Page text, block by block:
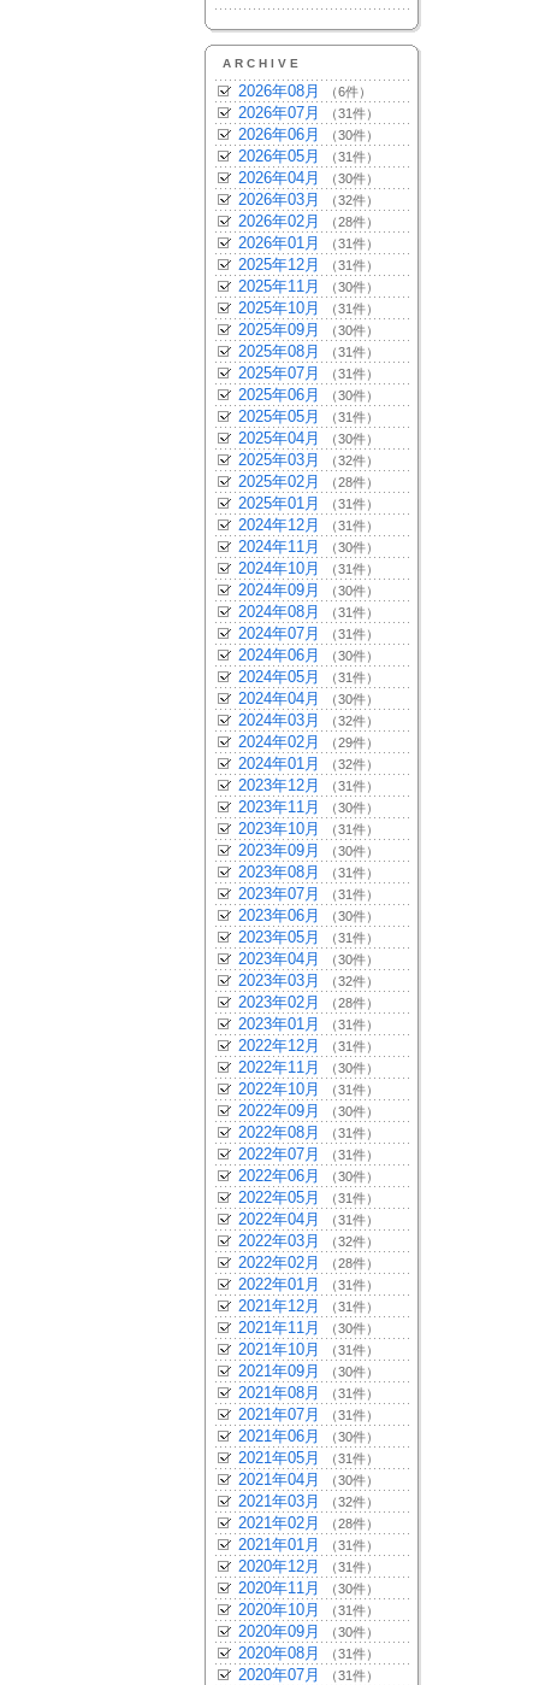
ARCHIVE
2026年08月 （6件）
2026年07月 （31件）
2026年06月 （30件）
2026年05月 （31件）
2026年04月 （30件）
2026年03月 （32件）
2026年02月 （28件）
2026年01月 （31件）
2025年12月 （31件）
2025年11月 （30件）
2025年10月 （31件）
2025年09月 （30件）
2025年08月 （31件）
2025年07月 （31件）
2025年06月 （30件）
2025年05月 （31件）
2025年04月 （30件）
2025年03月 （32件）
2025年02月 （28件）
2025年01月 （31件）
2024年12月 （31件）
2024年11月 （30件）
2024年10月 （31件）
2024年09月 （30件）
2024年08月 （31件）
2024年07月 （31件）
2024年06月 （30件）
2024年05月 （31件）
2024年04月 （30件）
2024年03月 （32件）
2024年02月 （29件）
2024年01月 （32件）
2023年12月 （31件）
2023年11月 （30件）
2023年10月 （31件）
2023年09月 （30件）
2023年08月 （31件）
2023年07月 （31件）
2023年06月 （30件）
2023年05月 （31件）
2023年04月 （30件）
2023年03月 （32件）
2023年02月 （28件）
2023年01月 （31件）
2022年12月 （31件）
2022年11月 （30件）
2022年10月 （31件）
2022年09月 （30件）
2022年08月 （31件）
2022年07月 （31件）
2022年06月 （30件）
2022年05月 （31件）
2022年04月 （31件）
2022年03月 （32件）
2022年02月 （28件）
2022年01月 （31件）
2021年12月 （31件）
2021年11月 （30件）
2021年10月 （31件）
2021年09月 （30件）
2021年08月 （31件）
2021年07月 （31件）
2021年06月 （30件）
2021年05月 （31件）
2021年04月 （30件）
2021年03月 （32件）
2021年02月 （28件）
2021年01月 （31件）
2020年12月 （31件）
2020年11月 （30件）
2020年10月 （31件）
2020年09月 （30件）
2020年08月 （31件）
2020年07月 （31件）